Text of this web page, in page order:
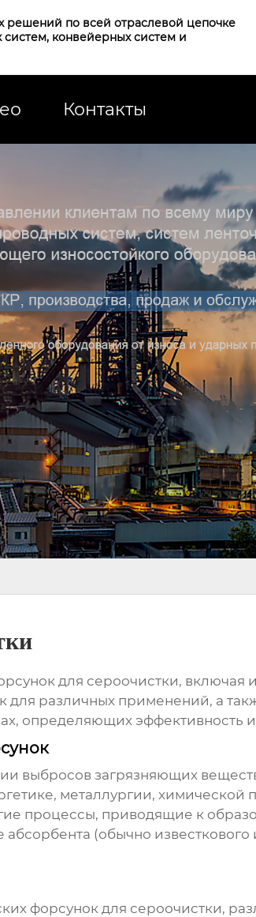
по всей отраслевой цепочке
систем, конвейерных систем и
Контакты
для сероочистки, включая
различных применений, а
определяющих эффективность
выбросов загрязняющих
металлургии, химической
процессы, приводящие к
(обычно
форсунок для сероочистки,